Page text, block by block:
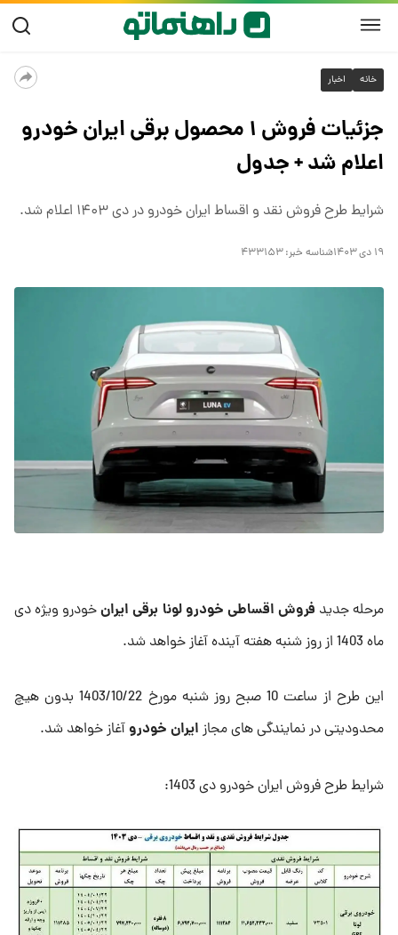
خانه اخبار
جزئیات فروش ۱ محصول برقی ایران خودرو
اعلام شد + جدول
شرایط طرح فروش نقد و اقساط ایران خودرو در دی ۱۴۰۳ اعلام شد.
۱۹ دی ۱۴۰۳ شناسه خبر:۴۳۳۱۵۳
مرحله جدید فروش اقساطی خودرو لونا برقی ایرانخودرو ویژه دی
ماه 1403 از روز شنبه هفته آینده آغاز خواهد شد.
این طرح از ساعت 10 صبح روز شنبه مورخ 1403/10/22 بدون هیچ
محدودیتی در نمایندگی های مجاز ایران خودرو آغاز خواهد شد.
شرایط طرح فروش ایران خودرو دی 1403: